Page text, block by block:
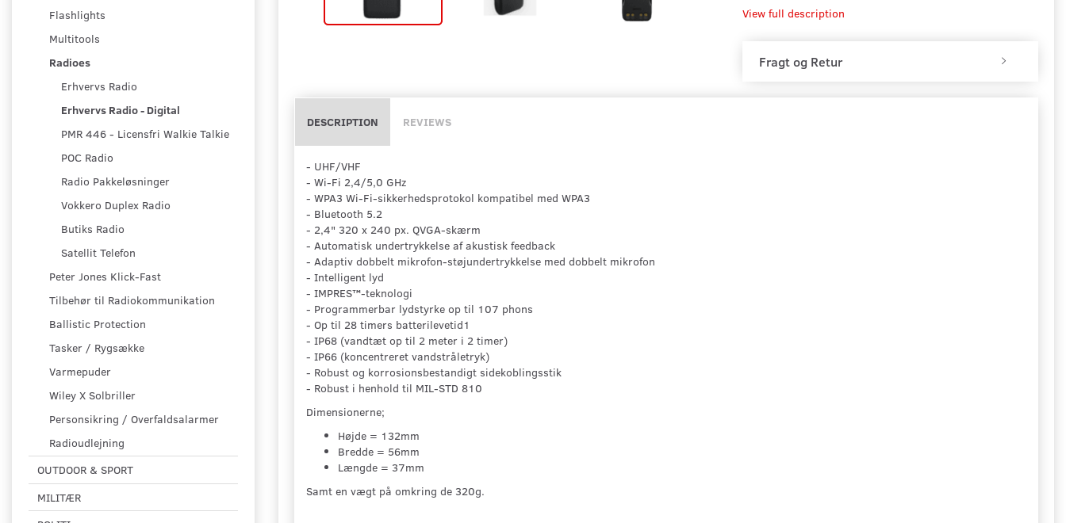
Flashlights
Multitools
Radioes
Erhvervs Radio
Erhvervs Radio - Digital
PMR 446 - Licensfri Walkie Talkie
POC Radio
Radio Pakkeløsninger
Vokkero Duplex Radio
Butiks Radio
Satellit Telefon
Peter Jones Klick-Fast
Tilbehør til Radiokommunikation
Ballistic Protection
Tasker / Rygsække
Varmepuder
Wiley X Solbriller
Personsikring / Overfaldsalarmer
Radioudlejning
OUTDOOR & SPORT
MILITÆR
View full description
Fragt og Retur
DESCRIPTION REVIEWS
- UHF/VHF
- Wi-Fi 2,4/5,0 GHz
- WPA3 Wi-Fi-sikkerhedsprotokol kompatibel med WPA3
- Bluetooth 5.2
- 2,4" 320 x 240 px. QVGA-skærm
- Automatisk undertrykkelse af akustisk feedback
- Adaptiv dobbelt mikrofon-støjundertrykkelse med dobbelt mikrofon
- Intelligent lyd
- IMPRES™-teknologi
- Programmerbar lydstyrke op til 107 phons
- Op til 28 timers batterilevetid1
- IP68 (vandtæt op til 2 meter i 2 timer)
- IP66 (koncentreret vandstråletryk)
- Robust og korrosionsbestandigt sidekoblingsstik
- Robust i henhold til MIL-STD 810
Dimensionerne;
Højde = 132mm
Bredde = 56mm
Længde = 37mm
Samt en vægt på omkring de 320g.